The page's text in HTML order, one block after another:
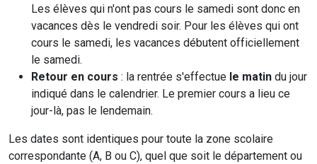
Les élèves qui n'ont pas cours le samedi sont donc en
vacances dès le vendredi soir. Pour les élèves qui ont
cours le samedi, les vacances débutent officiellement
le samedi.
Retour en cours : la rentrée s'effectue le matin du jour
indiqué dans le calendrier. Le premier cours a lieu ce
jour-là, pas le lendemain.
Les dates sont identiques pour toute la zone scolaire
correspondante (A, B ou C), quel que soit le département ou